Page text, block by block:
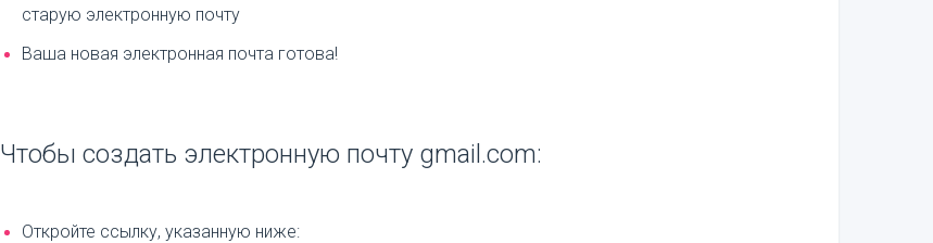
старую электронную почту
Ваша новая электронная почта готова!
Чтобы создать электронную почту gmail.com:
Откройте ссылку, указанную ниже: